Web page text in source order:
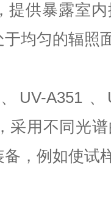
提供暴露室
均匀的辐照
UV-A351
采用不同光
，例如使试